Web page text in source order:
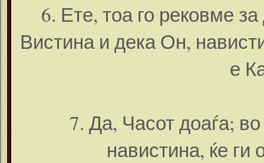
6. Ете, тоа го рековме
Вистина и дека Он,
е
7. Да, Часот доаѓа;
навистина, ќе